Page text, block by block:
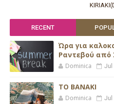
RECENT
Ώρα για
Ραντεβού από
Dominica Jul
ΤΟ ΒΑΝΑΚΙ
Dominica Jul